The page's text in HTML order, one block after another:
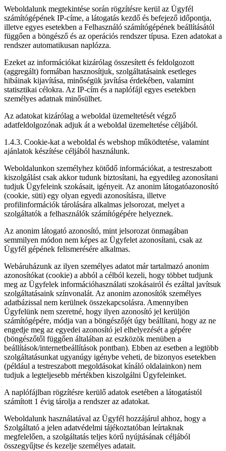
Weboldalunk megtekintése során rögzítésre kerül az Ügyfél
számítógépének IP-címe, a látogatás kezdő és befejező időpontja,
illetve egyes esetekben a Felhasználó számítógépének beállításától
függően a böngésző és az operációs rendszer típusa. Ezen adatokat a
rendszer automatikusan naplózza.
Ezeket az információkat kizárólag összesített és feldolgozott
(aggregált) formában hasznosítjuk, szolgáltatásaink esetleges
hibáinak kijavítása, minőségük javítása érdekében, valamint
statisztikai célokra. Az IP-cím és a naplófájl egyes esetekben
személyes adatnak minősülhet.
Az adatokat kizárólag a weboldal üzemeltetését végző
adatfeldolgozónak adjuk át a weboldal üzemeltetése céljából.
1.4.3. Cookie-kat a weboldal és webshop működtetése, valamint
ajánlatok készítése céljából használunk.
Weboldalunkon személyhez kötődő információkat, a testreszabott
kiszolgálást csak akkor tudunk biztosítani, ha egyedileg azonosítani
tudjuk Ügyfeleink szokásait, igényeit. Az anonim látogatóazonosító
(cookie, süti) egy olyan egyedi azonosításra, illetve
profilinformációk tárolására alkalmas jelsorozat, melyet a
szolgáltatók a felhasználók számítógépére helyeznek.
Az anonim látogató azonosító, mint jelsorozat önmagában
semmilyen módon nem képes az Ügyfelet azonosítani, csak az
Ügyfél gépének felismerésére alkalmas.
Webáruházunk az ilyen személyes adatot már tartalmazó anonim
azonosítókat (cookie) a abból a célból kezeli, hogy többet tudjunk
meg az Ügyfelek információhasználati szokásairól és ezáltal javítsuk
szolgáltatásaink színvonalát. Az anonim azonosítók személyes
adatbázissal nem kerülnek összekapcsolásra. Amennyiben
Ügyfelünk nem szeretné, hogy ilyen azonosító jel kerüljön
számítógépére, módja van a böngészőjét úgy beállítani, hogy az ne
engedje meg az egyedei azonosító jel elhelyezését a gépére
(böngészőtől függően általában az eszközök menüben a
beállítások/internetbeállítások pontban). Ebben az esetben a legtöbb
szolgáltatásunkat ugyanúgy igénybe veheti, de bizonyos esetekben
(például a testreszabott megoldásokat kínáló oldalainkon) nem
tudjuk a legteljesebb mértékben kiszolgálni Ügyfeleinket.
A naplófájlban rögzítésre kerülő adatok esetében a látogatástól
számított 1 évig tárolja a rendszer az adatokat.
Weboldalunk használatával az Ügyfél hozzájárul ahhoz, hogy a
Szolgáltató a jelen adatvédelmi tájékoztatóban leírtaknak
megfelelően, a szolgáltatás teljes körű nyújtásának céljából
összegyűjtse és kezelje személyes adatait.